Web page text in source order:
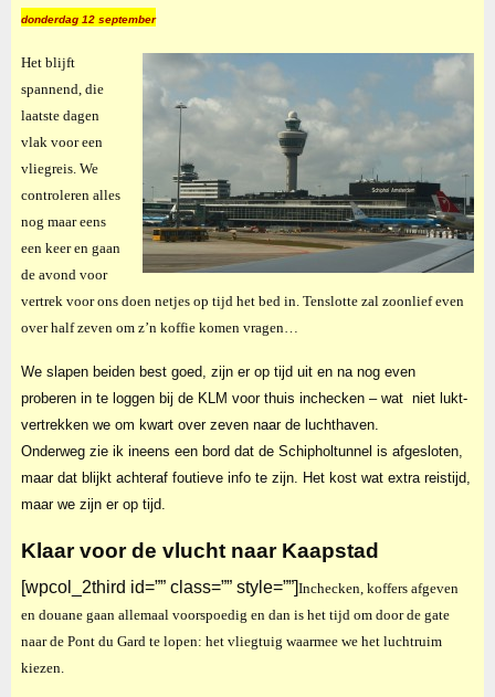
donderdag 12 september
Het blijft
spannend, die
laatste dagen
vlak voor een
vliegreis. We
controleren alles
nog maar eens
een keer en gaan
de avond voor
vertrek voor ons doen netjes op tijd het bed in. Tenslotte zal zoonlief even
over half zeven om z’n koffie komen vragen…
We slapen beiden best goed, zijn er op tijd uit en na nog even
proberen in te loggen bij de KLM voor thuis inchecken – wat niet lukt-
vertrekken we om kwart over zeven naar de luchthaven.
Onderweg zie ik ineens een bord dat de Schipholtunnel is afgesloten,
maar dat blijkt achteraf foutieve info te zijn. Het kost wat extra reistijd,
maar we zijn er op tijd.
Klaar voor de vlucht naar Kaapstad
[wpcol_2third id=”” class=”” style=””]Inchecken, koffers afgeven
en douane gaan allemaal voorspoedig en dan is het tijd om door de gate
naar de Pont du Gard te lopen: het vliegtuig waarmee we het luchtruim
kiezen.